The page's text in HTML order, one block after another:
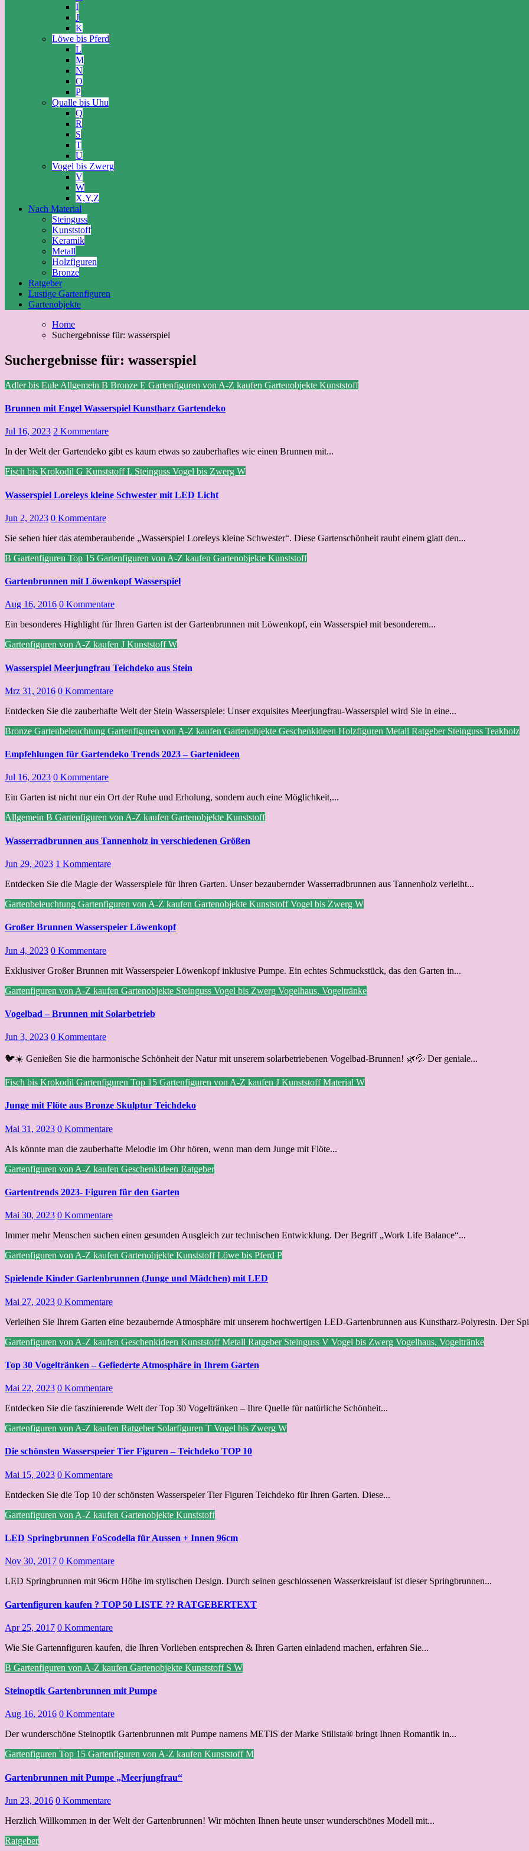
I
J
K
Löwe bis Pferd
L
M
N
O
P
Qualle bis Uhu
Q
R
S
T
U
Vogel bis Zwerg
V
W
X,Y,Z
Nach Material
Steinguss
Kunststoff
Keramik
Metall
Holzfiguren
Bronze
Ratgeber
Lustige Gartenfiguren
Gartenobjekte
Home
Suchergebnisse für: wasserspiel
Suchergebnisse für: wasserspiel
Adler bis Eule Allgemein B Bronze E Gartenfiguren von A-Z kaufen Gartenobjekte Kunststoff
Brunnen mit Engel Wasserspiel Kunstharz Gartendeko
Jul 16, 2023 2 Kommentare
In der Welt der Gartendeko gibt es kaum etwas so zauberhaftes wie einen Brunnen mit...
Fisch bis Krokodil G KunststoffL Steinguss Vogel bis Zwerg W
Wasserspiel Loreleys kleine Schwester mit LED Licht
Jun 2, 2023 0 Kommentare
Sie sehen hier das atemberaubende „Wasserspiel Loreleys kleine Schwester“. Diese Gartenschönheit raubt einem glatt den...
B Gartenfiguren Top 15 Gartenfiguren von A-Z kaufen Gartenobjekte Kunststoff
Gartenbrunnen mit Löwenkopf Wasserspiel
Aug 16, 2016 0 Kommentare
Ein besonderes Highlight für Ihren Garten ist der Gartenbrunnen mit Löwenkopf, ein Wasserspiel mit besonderem...
Gartenfiguren von A-Z kaufen J KunststoffW
Wasserspiel Meerjungfrau Teichdeko aus Stein
Mrz 31, 2016 0 Kommentare
Entdecken Sie die zauberhafte Welt der Stein Wasserspiele: Unser exquisites Meerjungfrau-Wasserspiel wird Sie in eine...
Bronze Gartenbeleuchtung Gartenfiguren von A-Z kaufen Gartenobjekte Geschenkideen Holzfiguren Metall Ratgeber Steinguss Teakholz
Empfehlungen für Gartendeko Trends 2023 – Gartenideen
Jul 16, 2023 0 Kommentare
Ein Garten ist nicht nur ein Ort der Ruhe und Erholung, sondern auch eine Möglichkeit,...
Allgemein B Gartenfiguren von A-Z kaufen Gartenobjekte Kunststoff
Wasserradbrunnen aus Tannenholz in verschiedenen Größen
Jun 29, 2023 1 Kommentare
Entdecken Sie die Magie der Wasserspiele für Ihren Garten. Unser bezaubernder Wasserradbrunnen aus Tannenholz verleiht...
Gartenbeleuchtung Gartenfiguren von A-Z kaufen Gartenobjekte KunststoffVogel bis Zwerg W
Großer Brunnen Wasserspeier Löwenkopf
Jun 4, 2023 0 Kommentare
Exklusiver Großer Brunnen mit Wasserspeier Löwenkopf inklusive Pumpe. Ein echtes Schmuckstück, das den Garten in...
Gartenfiguren von A-Z kaufen Gartenobjekte Steinguss Vogel bis Zwerg Vogelhaus, Vogeltränke
Vogelbad – Brunnen mit Solarbetrieb
Jun 3, 2023 0 Kommentare
🐦☀️ Genießen Sie die harmonische Schönheit der Natur mit unserem solarbetriebenen Vogelbad-Brunnen! 🌿💦 Der geniale...
Fisch bis Krokodil Gartenfiguren Top 15 Gartenfiguren von A-Z kaufen J KunststoffMaterial W
Junge mit Flöte aus Bronze Skulptur Teichdeko
Mai 31, 2023 0 Kommentare
Als könnte man die zauberhafte Melodie im Ohr hören, wenn man dem Junge mit Flöte...
Gartenfiguren von A-Z kaufen Geschenkideen Ratgeber
Gartentrends 2023- Figuren für den Garten
Mai 30, 2023 0 Kommentare
Immer mehr Menschen suchen einen gesunden Ausgleich zur technischen Entwicklung. Der Begriff „Work Life Balance“...
Gartenfiguren von A-Z kaufen Gartenobjekte KunststoffLöwe bis Pferd P
Spielende Kinder Gartenbrunnen (Junge und Mädchen) mit LED
Mai 27, 2023 0 Kommentare
Verleihen Sie Ihrem Garten eine bezaubernde Atmosphäre mit unserem hochwertigen LED-Gartenbrunnen aus Kunstharz-Polyresin. Der
Gartenfiguren von A-Z kaufen Geschenkideen KunststoffMetall Ratgeber Steinguss V Vogel bis Zwerg Vogelhaus, Vogeltränke
Top 30 Vogeltränken – Gefiederte Atmosphäre in Ihrem Garten
Mai 22, 2023 0 Kommentare
Entdecken Sie die faszinierende Welt der Top 30 Vogeltränken – Ihre Quelle für natürliche Schönheit...
Gartenfiguren von A-Z kaufen Ratgeber Solarfiguren T Vogel bis Zwerg W
Die schönsten Wasserspeier Tier Figuren – Teichdeko TOP 10
Mai 15, 2023 0 Kommentare
Entdecken Sie die Top 10 der schönsten Wasserspeier Tier Figuren Teichdeko für Ihren Garten. Diese...
Gartenfiguren von A-Z kaufen Gartenobjekte Kunststoff
LED Springbrunnen FoScodella für Aussen + Innen 96cm
Nov 30, 2017 0 Kommentare
LED Springbrunnen mit 96cm Höhe im stylischen Design. Durch seinen geschlossenen Wasserkreislauf ist dieser Springbrunnen...
Gartenfiguren kaufen ? TOP 50 LISTE ?? RATGEBERTEXT
Apr 25, 2017 0 Kommentare
Wie Sie Gartennfiguren kaufen, die Ihren Vorlieben entsprechen & Ihren Garten einladend machen, erfahren Sie...
B Gartenfiguren von A-Z kaufen Gartenobjekte Kunststoff S W
Steinoptik Gartenbrunnen mit Pumpe
Aug 16, 2016 0 Kommentare
Der wunderschöne Steinoptik Gartenbrunnen mit Pumpe namens METIS der Marke Stilista® bringt Ihnen Romantik in...
Gartenfiguren Top 15 Gartenfiguren von A-Z kaufen KunststoffM
Gartenbrunnen mit Pumpe „Meerjungfrau“
Jun 23, 2016 0 Kommentare
Herzlich Willkommen in der Welt der Gartenbrunnen! Wir möchten Ihnen heute unser wunderschönes Modell mit...
Ratgeber